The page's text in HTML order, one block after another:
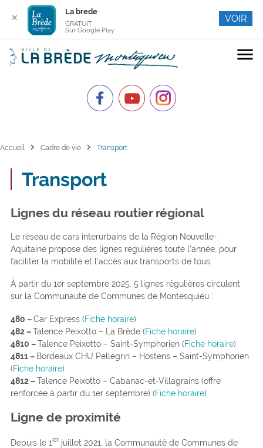
menu
Accueil chevron_right Cadre de vie chevron_right Transport
Transport
Lignes du réseau routier régional
Le réseau de cars interurbains de la Région Nouvelle-
Aquitaine propose des lignes régulières toute l’année, pour
faciliter la mobilité et l’accès aux transports de tous.
À partir du 1er septembre 2025, 5 lignes régulières circulent
sur la Communauté de Communes de Montesquieu :
480 –Car Express (Fiche horaire)
482 –Talence Peixotto – La Brède (Fiche horaire)
4810 –Talence Peixotto – Saint-Symphorien (Fiche horaire)
4811 – Bordeaux CHU Pellegrin – Hostens – Saint-Symphorien
(Fiche horaire)
4812 –Talence Peixotto – Cabanac-et-Villagrains (offre
renforcée à partir du 1er septembre) (Fiche horaire)
Ligne de proximité
Depuis le 1er juillet 2021, la Communauté de Communes de
✕
La brede
GRATUIT
Sur Google Play
VOIR